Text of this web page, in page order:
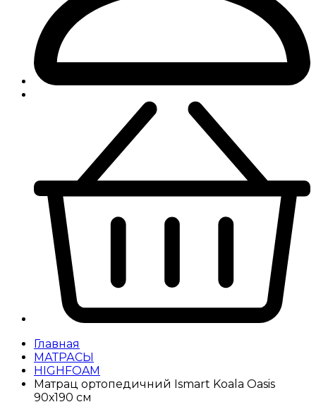
Главная
МАТРАСЫ
HIGHFOAM
Матрац ортопедичний Ismart Koala Oasis
90х190 см